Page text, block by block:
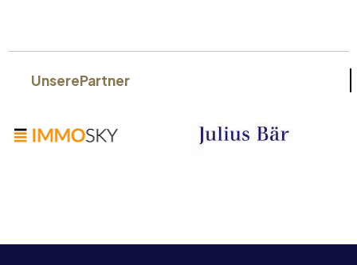
UnserePartner